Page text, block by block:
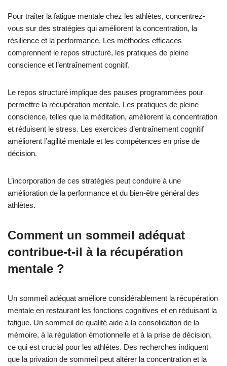
Pour traiter la fatigue mentale chez les athlètes, concentrez-
vous sur des stratégies qui améliorent la concentration, la
résilience et la performance. Les méthodes efficaces
comprennent le repos structuré, les pratiques de pleine
conscience et l’entraînement cognitif.
Le repos structuré implique des pauses programmées pour
permettre la récupération mentale. Les pratiques de pleine
conscience, telles que la méditation, améliorent la concentration
et réduisent le stress. Les exercices d’entraînement cognitif
améliorent l’agilité mentale et les compétences en prise de
décision.
L’incorporation de ces stratégies peut conduire à une
amélioration de la performance et du bien-être général des
athlètes.
Comment un sommeil adéquat
contribue-t-il à la récupération
mentale ?
Un sommeil adéquat améliore considérablement la récupération
mentale en restaurant les fonctions cognitives et en réduisant la
fatigue. Un sommeil de qualité aide à la consolidation de la
mémoire, à la régulation émotionnelle et à la prise de décision,
ce qui est crucial pour les athlètes. Des recherches indiquent
que la privation de sommeil peut altérer la concentration et la